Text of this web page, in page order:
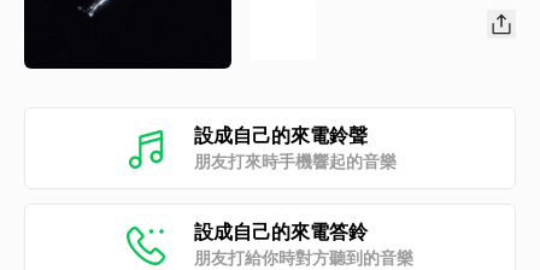
設成自己的來電鈴聲
朋友打來時手機響起的音樂
設成自己的來電答鈴
朋友打給你時對方聽到的音樂